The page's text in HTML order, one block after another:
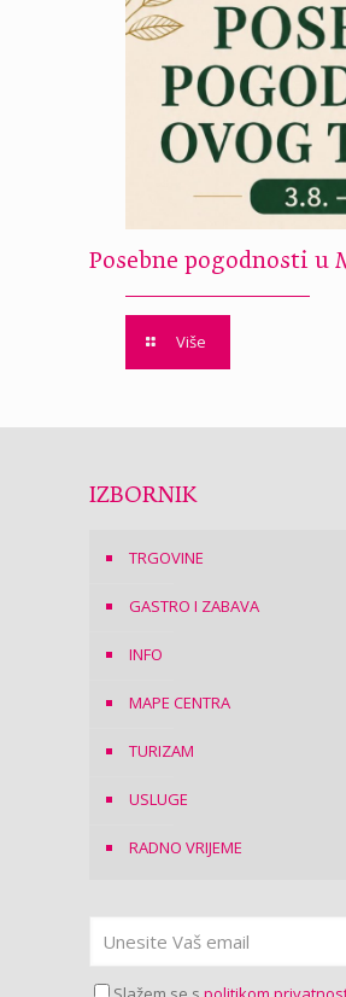
Posebne pogodnosti u
Više
IZBORNIK
TRGOVINE
GASTRO I ZABAVA
INFO
MAPE CENTRA
TURIZAM
USLUGE
RADNO VRIJEME